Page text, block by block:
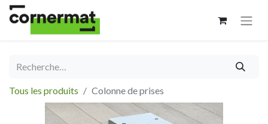
Tous les produits Colonne de prises